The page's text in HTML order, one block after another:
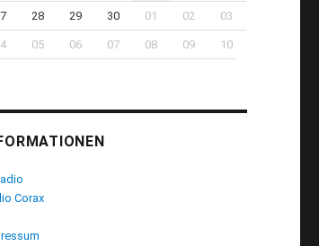
28 29 30 01 02 03
05 06 07 08 09 10
Corax